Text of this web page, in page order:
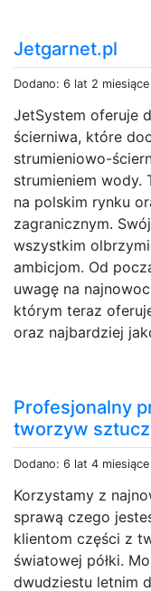
Jetgarnet.pl
Dodano: 6 lat 2
JetSystem oferuje
ścierniwa, które
strumieniowo-
strumieniem wody.
na polskim rynku
zagranicznym.
wszystkim
ambicjom. Od
uwagę na
którym teraz
oraz najbardziej
Profesjonalny
tworzyw
Dodano: 6 lat 4
Korzystamy z
sprawą czego
klientom części z
światowej półki.
dwudziestu letnim